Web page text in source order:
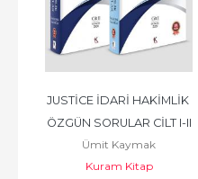
JUSTİCE İDARİ HAKİMLİK
ÖZGÜN SORULAR CİLT I-II
Ümit Kaymak
Kuram Kitap